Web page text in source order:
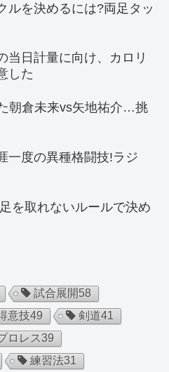
ルを決めるには?両足タッ
当日計量に向け、カロリ
した
朝倉未来vs矢地祐介…挑
一度の異種格闘技!ラジ
を取れないルールで決め
試合展開58
意技49 剣道41
ロレス39
練習法31